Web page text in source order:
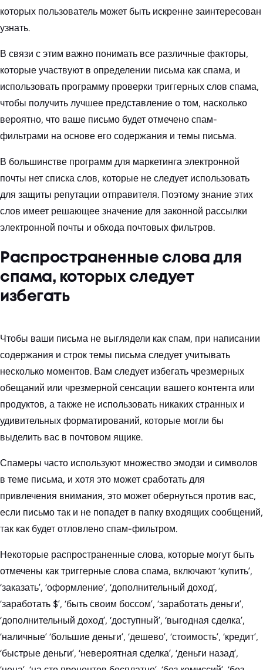
которых пользователь может быть искренне заинтересован
узнать.
В связи с этим важно понимать все различные факторы,
которые участвуют в определении письма как спама, и
использовать программу проверки триггерных слов спама,
чтобы получить лучшее представление о том, насколько
вероятно, что ваше письмо будет отмечено спам-
фильтрами на основе его содержания и темы письма.
В большинстве программ для маркетинга электронной
почты нет списка слов, которые не следует использовать
для защиты репутации отправителя. Поэтому знание этих
слов имеет решающее значение для законной рассылки
электронной почты и обхода почтовых фильтров.
Распространенные слова для
спама, которых следует
избегать
Чтобы ваши письма не выглядели как спам, при написании
содержания и строк темы письма следует учитывать
несколько моментов. Вам следует избегать чрезмерных
обещаний или чрезмерной сенсации вашего контента или
продуктов, а также не использовать никаких странных и
удивительных форматирований, которые могли бы
выделить вас в почтовом ящике.
Спамеры часто используют множество эмодзи и символов
в теме письма, и хотя это может сработать для
привлечения внимания, это может обернуться против вас,
если письмо так и не попадет в папку входящих сообщений,
так как будет отловлено спам-фильтром.
Некоторые распространенные слова, которые могут быть
отмечены как триггерные слова спама, включают ‘купить’,
‘заказать’, ‘оформление’, ‘дополнительный доход’,
‘заработать $’, ‘быть своим боссом’, ‘заработать деньги’,
‘дополнительный доход’, ‘доступный’, ‘выгодная сделка’,
‘наличные’ ‘большие деньги’, ‘дешево’, ‘стоимость’, ‘кредит’,
‘быстрые деньги’, ‘невероятная сделка’, ‘деньги назад’,